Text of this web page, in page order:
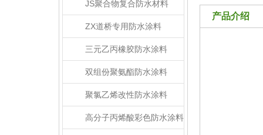
JS聚合物复合防水材料
ZX道桥专用防水涂料
三元乙丙橡胶防水涂料
双组份聚氨酯防水涂料
聚氯乙烯改性防水涂料
高分子丙烯酸彩色防水涂料
产品介绍